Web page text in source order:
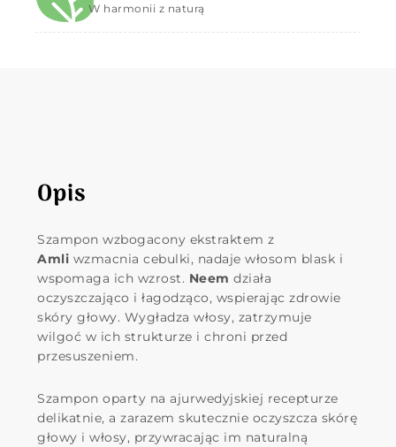
W harmonii z naturą
Opis
Szampon wzbogacony ekstraktem z
Amli wzmacnia cebulki, nadaje włosom blask i
wspomaga ich wzrost. Neem działa
oczyszczająco i łagodząco, wspierając zdrowie
skóry głowy. Wygładza włosy, zatrzymuje
wilgoć w ich strukturze i chroni przed
przesuszeniem.
Szampon oparty na ajurwedyjskiej recepturze
delikatnie, a zarazem skutecznie oczyszcza skórę
głowy i włosy, przywracając im naturalną